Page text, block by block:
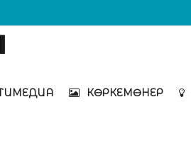
КӨРКЕМӨНЕР